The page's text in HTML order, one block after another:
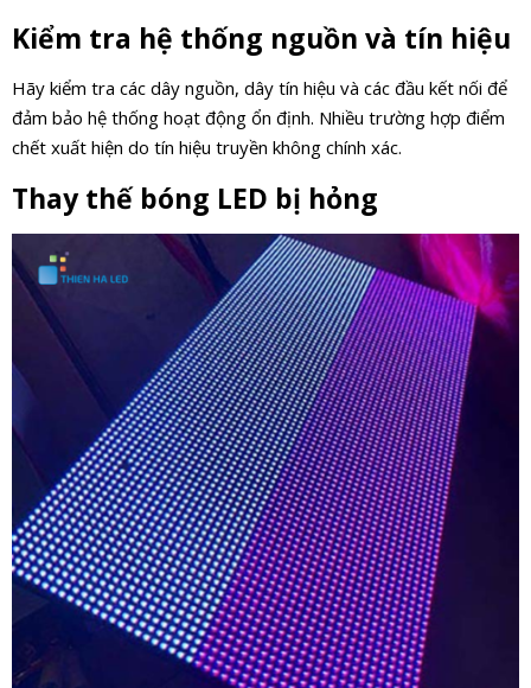
Kiểm tra hệ thống nguồn và tín hiệu
Hãy kiểm tra các dây nguồn, dây tín hiệu và các đầu kết nối để
đảm bảo hệ thống hoạt động ổn định. Nhiều trường hợp điểm
chết xuất hiện do tín hiệu truyền không chính xác.
Thay thế bóng LED bị hỏng